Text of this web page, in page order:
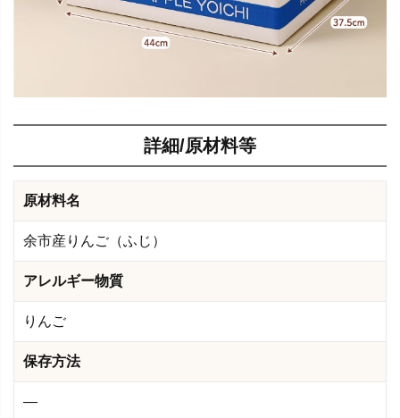
詳細/原材料等
原材料名
余市産りんご（ふじ）
アレルギー物質
りんご
保存方法
―